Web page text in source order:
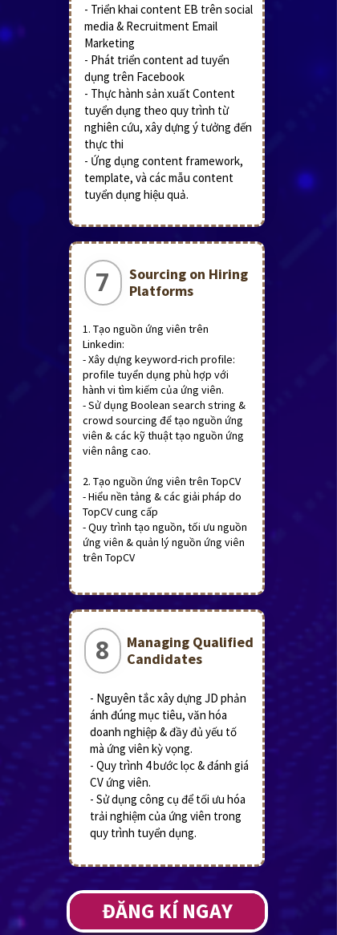
ĐĂNG KÍ NGAY
- Triển khai content EB trên social
media & Recruitment Email
Marketing
- Phát triển content ad tuyển
dụng trên Facebook
- Thực hành sản xuất Content
tuyển dụng theo quy trình từ
nghiên cứu, xây dựng ý tưởng đến
thực thi
- Ứng dụng content framework,
template, và các mẫu content
tuyển dụng hiệu quả.
Sourcing on Hiring
Platforms
1. Tạo nguồn ứng viên trên
Linkedin:
- Xây dựng keyword-rich profile:
profile tuyển dụng phù hợp với
hành vi tìm kiếm của ứng viên.
- Sử dụng Boolean search string &
crowd sourcing để tạo nguồn ứng
viên & các kỹ thuật tạo nguồn ứng
viên nâng cao.
2. Tạo nguồn ứng viên trên TopCV
- Hiểu nền tảng & các giải pháp do
TopCV cung cấp
- Quy trình tạo nguồn, tối ưu nguồn
ứng viên & quản lý nguồn ứng viên
trên TopCV
7
Managing Qualified
Candidates
- Nguyên tắc xây dựng JD phản
ánh đúng mục tiêu, văn hóa
doanh nghiệp & đầy đủ yếu tố
mà ứng viên kỳ vọng.
- Quy trình 4 bước lọc & đánh giá
CV ứng viên.
- Sử dụng công cụ để tối ưu hóa
trải nghiệm của ứng viên trong
quy trình tuyển dụng.
8